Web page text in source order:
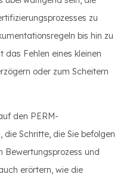
zu
bis hin zu
Fehlen eines kleinen
oder zum Scheitern
den PERM-
die Schritte, die Sie befolgen
Bewertungsprozess und
erörtern, wie die